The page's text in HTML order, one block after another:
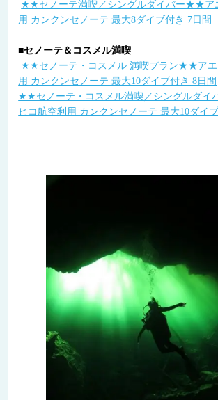
★★セノーテ満喫／シングルダイバー★★ア
用 カンクンセノーテ 最大8ダイブ付き 7日間
■セノーテ＆コスメル満喫
★★セノーテ・コスメル 満喫プラン★★アエ
用 カンクンセノーテ 最大10ダイブ付き 8日間
★★セノーテ・コスメル満喫／シングルダ
ヒコ航空利用 カンクンセノーテ 最大10ダイ